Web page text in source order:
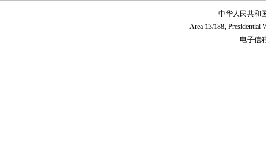
中华人民共和
Area 13/188, Presidential
电子信